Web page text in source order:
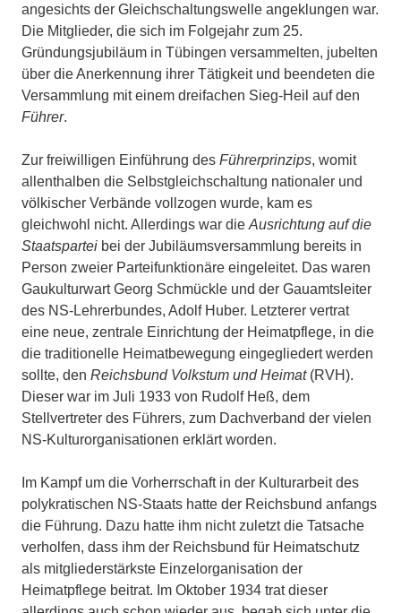
angesichts der Gleichschaltungswelle angeklungen war.
Die Mitglieder, die sich im Folgejahr zum 25.
Gründungsjubiläum in Tübingen versammelten, jubelten
über die Anerkennung ihrer Tätigkeit und beendeten die
Versammlung mit einem dreifachen Sieg-Heil auf den
Führer.
Zur freiwilligen Einführung des Führerprinzips, womit
allenthalben die Selbstgleichschaltung nationaler und
völkischer Verbände vollzogen wurde, kam es
gleichwohl nicht. Allerdings war die Ausrichtung auf die
Staatspartei bei der Jubiläumsversammlung bereits in
Person zweier Parteifunktionäre eingeleitet. Das waren
Gaukulturwart Georg Schmückle und der Gauamtsleiter
des NS-Lehrerbundes, Adolf Huber. Letzterer vertrat
eine neue, zentrale Einrichtung der Heimatpflege, in die
die traditionelle Heimatbewegung eingegliedert werden
sollte, den Reichsbund Volkstum und Heimat(RVH).
Dieser war im Juli 1933 von Rudolf Heß, dem
Stellvertreter des Führers, zum Dachverband der vielen
NS-Kulturorganisationen erklärt worden.
Im Kampf um die Vorherrschaft in der Kulturarbeit des
polykratischen NS-Staats hatte der Reichsbund anfangs
die Führung. Dazu hatte ihm nicht zuletzt die Tatsache
verholfen, dass ihm der Reichsbund für Heimatschutz
als mitgliederstärkste Einzelorganisation der
Heimatpflege beitrat. Im Oktober 1934 trat dieser